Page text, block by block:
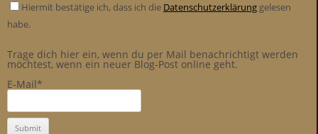
Hiermit bestätige ich, dass ich die Datenschutzerklärung gelesen
habe.
Trage dich hier ein, wenn du per Mail benachrichtigt werden
möchtest, wenn ein neuer Blog-Post online geht.
E-Mail*